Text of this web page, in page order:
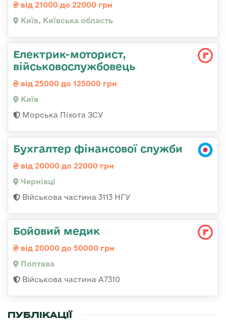
від 21000 до 22000 грн
Київ, Київська область
Електрик-моторист,
військовослужбовець
від 25000 до 125000 грн
Київ
Морська Піхота ЗСУ
Бухгалтер фінансової служби
від 20000 до 22000 грн
Чернівці
Військова частина 3113 НГУ
Бойовий медик
від 20000 до 50000 грн
Полтава
Військова частина А7310
ПУБЛІКАЦІЇ